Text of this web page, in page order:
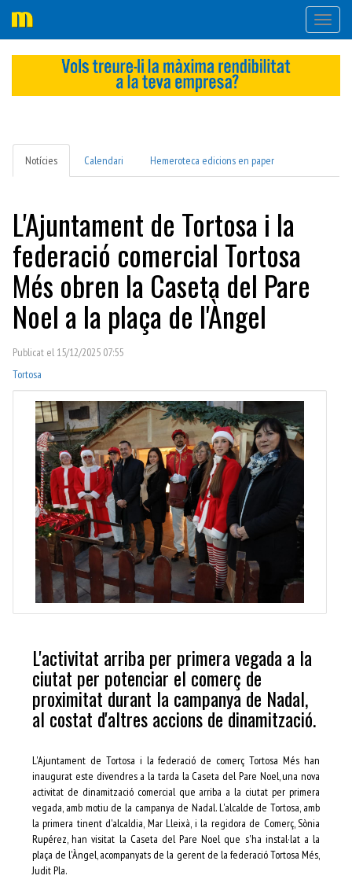
Notícies Calendari Hemeroteca edicions en paper
L'Ajuntament de Tortosa i la
federació comercial Tortosa
Més obren la Caseta del Pare
Noel a la plaça de l'Àngel
Publicat el 15/12/2025 07:55
Tortosa
L'activitat arriba per primera vegada a la
ciutat per potenciar el comerç de
proximitat durant la campanya de Nadal,
al costat d'altres accions de dinamització.
L'Ajuntament de Tortosa i la federació de comerç Tortosa Més han
inaugurat este divendres a la tarda la Caseta del Pare Noel, una nova
activitat de dinamització comercial que arriba a la ciutat per primera
vegada, amb motiu de la campanya de Nadal. L'alcalde de Tortosa, amb
la primera tinent d'alcaldia, Mar Lleixà, i la regidora de Comerç, Sònia
Rupérez, han visitat la Caseta del Pare Noel que s'ha instal·lat a la
plaça de l'Àngel, acompanyats de la gerent de la federació Tortosa Més,
Judit Pla.